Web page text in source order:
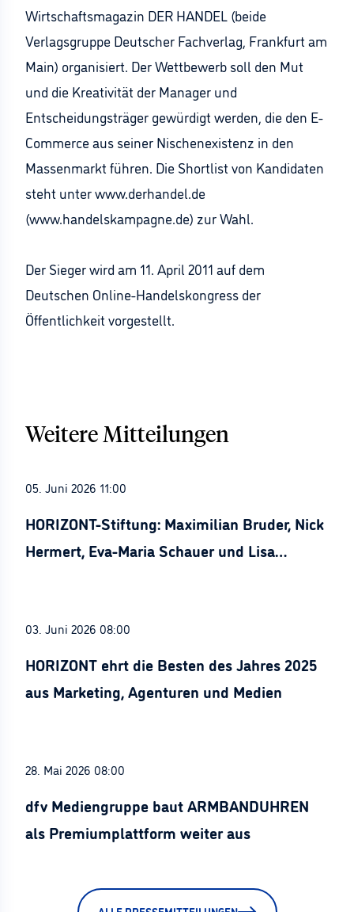
Wirtschaftsmagazin DER HANDEL (beide
Verlagsgruppe Deutscher Fachverlag, Frankfurt am
Main) organisiert. Der Wettbewerb soll den Mut
und die Kreativität der Manager und
Entscheidungsträger gewürdigt werden, die den E-
Commerce aus seiner Nischenexistenz in den
Massenmarkt führen. Die Shortlist von Kandidaten
steht unter www.derhandel.de
(www.handelskampagne.de) zur Wahl.
Der Sieger wird am 11. April 2011 auf dem
Deutschen Online-Handelskongress der
Öffentlichkeit vorgestellt.
Weitere Mitteilungen
05. Juni 2026 11:00
HORIZONT-Stiftung: Maximilian Bruder, Nick
Hermert, Eva-Maria Schauer und Lisa
03. Juni 2026 08:00
HORIZONT ehrt die Besten des Jahres 2025
aus Marketing, Agenturen und Medien
28. Mai 2026 08:00
dfv Mediengruppe baut ARMBANDUHREN
als Premiumplattform weiter aus